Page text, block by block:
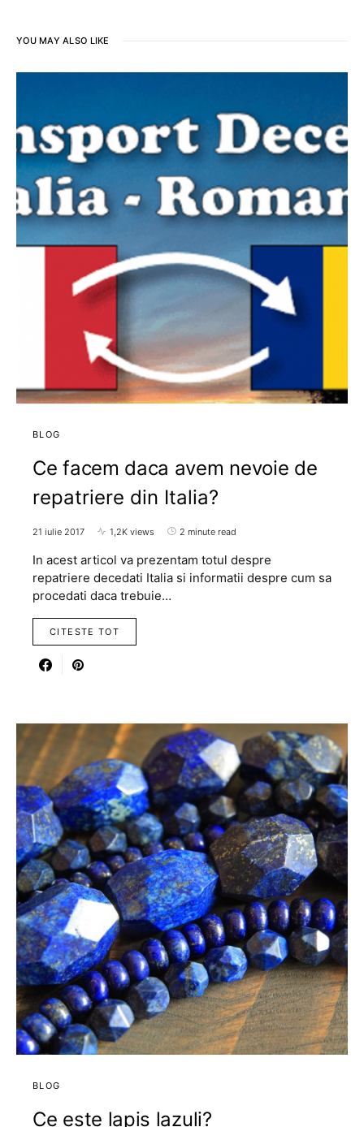
YOU MAY ALSO LIKE
BLOG
Ce facem daca avem nevoie de
repatriere din Italia?
21 iulie 2017 1,2K views 2 minute read
In acest articol va prezentam totul despre
repatriere decedati Italia si informatii despre cum sa
procedati daca trebuie…
CITESTE TOT
BLOG
Ce este lapis lazuli?